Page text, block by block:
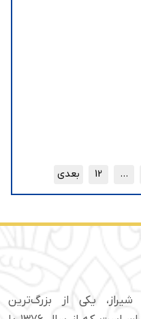
…
12 بعدی
یکی از بزرگ‌ترین